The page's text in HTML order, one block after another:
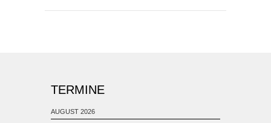
TERMINE
AUGUST 2026